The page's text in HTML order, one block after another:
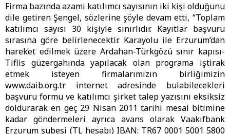
Firma bazında azami katılımcı sayısının iki kişi olduğunu
dile getiren Şengel, sözlerine şöyle devam etti, “Toplam
katılımcı sayısı 30 kişiyle sınırlıdır. Kayıtlar başvuru
sırasına göre belirlenecektir. Karayolu ile Erzurum’dan
hareket edilmek üzere Ardahan-Türkgözü sınır kapısı-
Tiflis güzergahında yapılacak olan programa iştirak
etmek isteyen firmalarımızın birliğimizin
www.daib.org.tr internet adresinde bulabilecekleri
başvuru formu ve katılımcı şirket talep yazısını eksiksiz
doldurarak en geç 29 Nisan 2011 tarihi mesai bitimine
kadar göndermeleri ayrıca avans olarak Vaakıfbank
Erzurum şubesi (TL hesabı) IBAN: TR67 0001 5001 5800